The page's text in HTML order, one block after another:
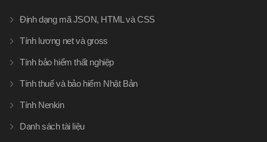
Định dạng mã JSON, HTML và CSS
Tính lương net và gross
Tính bảo hiểm thất nghiệp
Tính thuế và bảo hiểm Nhật Bản
Tính Nenkin
Danh sách tài liệu